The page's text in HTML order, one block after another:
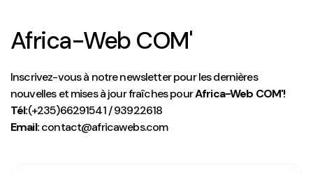
Africa-Web COM'
Inscrivez-vous à notre newsletter pour les dernières
nouvelles et mises à jour fraîches pourAfrica-Web COM'!
Tél:(+235)66291541 / 93922618
Email:contact@africawebs.com